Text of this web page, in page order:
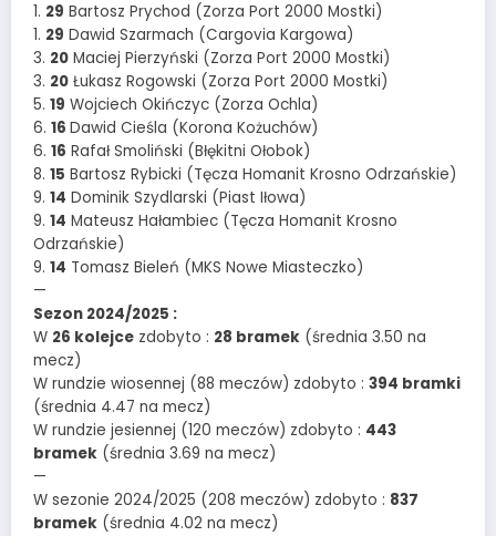
1. 29 Bartosz Prychod (Zorza Port 2000 Mostki)
1. 29 Dawid Szarmach (Cargovia Kargowa)
3. 20 Maciej Pierzyński (Zorza Port 2000 Mostki)
3. 20 Łukasz Rogowski (Zorza Port 2000 Mostki)
5. 19 Wojciech Okińczyc (Zorza Ochla)
6. 16 Dawid Cieśla (Korona Kożuchów)
6. 16 Rafał Smoliński (Błękitni Ołobok)
8. 15 Bartosz Rybicki (Tęcza Homanit Krosno Odrzańskie)
9. 14 Dominik Szydlarski (Piast Iłowa)
9. 14 Mateusz Hałambiec (Tęcza Homanit Krosno
Odrzańskie)
9. 14 Tomasz Bieleń (MKS Nowe Miasteczko)
—
Sezon 2024/2025 :
W 26 kolejce zdobyto : 28 bramek (średnia 3.50 na
mecz)
W rundzie wiosennej (88 meczów) zdobyto : 394 bramki
(średnia 4.47 na mecz)
W rundzie jesiennej (120 meczów) zdobyto : 443
bramek (średnia 3.69 na mecz)
—
W sezonie 2024/2025 (208 meczów) zdobyto : 837
bramek (średnia 4.02 na mecz)